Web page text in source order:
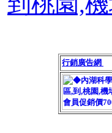
行銷廣告網